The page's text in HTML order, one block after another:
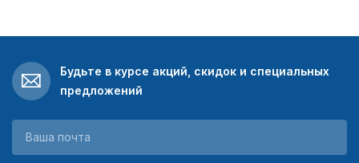
Будьте в курсе акций, скидок и специальных
предложений